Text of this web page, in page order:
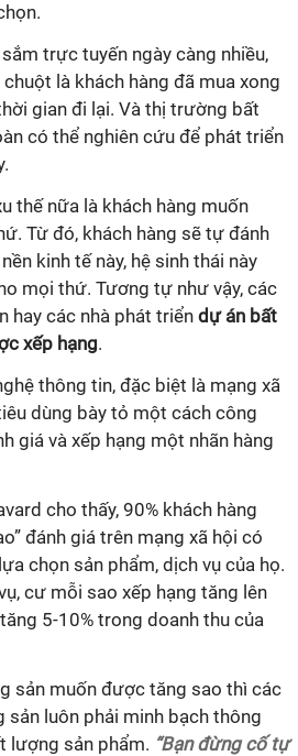
trực tuyến ngày càng nhiều,
là khách hàng đã mua xong
gian đi lại. Và thị trường bất
có thể nghiên cứu để phát triển
thế nữa là khách hàng muốn
Từ đó, khách hàng sẽ tự đánh
kinh tế này, hệ sinh thái này
mọi thứ. Tương tự như vậy, các
hay các nhà phát triển dự án bất
xếp hạng.
thông tin, đặc biệt là mạng xã
dùng bày tỏ một cách công
giá và xếp hạng một nhãn hàng
cho thấy, 90% khách hàng
đánh giá trên mạng xã hội có
chọn sản phẩm, dịch vụ của họ.
cư mỗi sao xếp hạng tăng lên
5-10% trong doanh thu của
sản muốn được tăng sao thì các
sản luôn phải minh bạch thông
lượng sản phẩm. “Bạn đừng cố tự